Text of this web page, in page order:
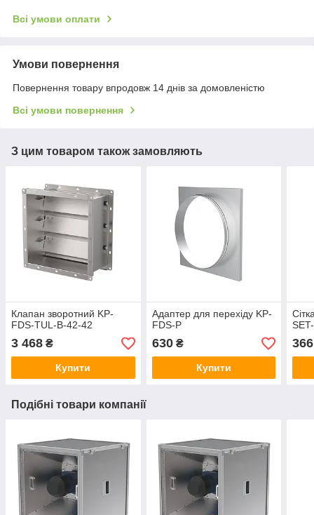
Всі умови оплати
Умови повернення
Повернення товару впродовж 14 днів за домовленістю
Всі умови повернення
З цим товаром також замовляють
Клапан зворотний KP-
FDS-TUL-B-42-42
3 468 ₴
Купити
Адаптер для перехіду KP-
FDS-P
630₴
Купити
366
Подібні товари компанії